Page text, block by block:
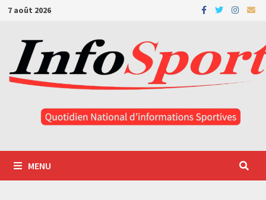
Passer
contenu
7 août 2026
MENU